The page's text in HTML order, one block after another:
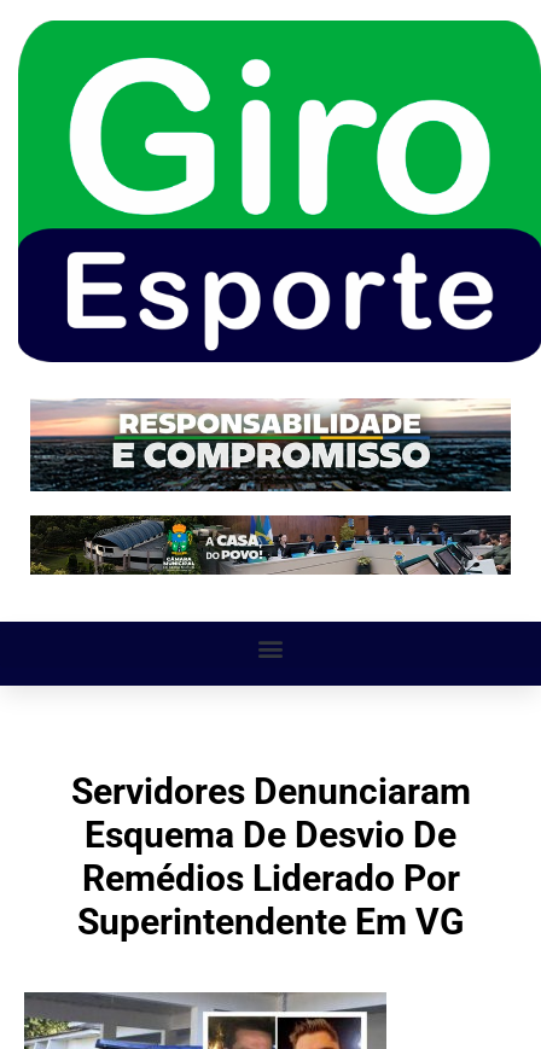
Servidores Denunciaram
Esquema De Desvio De
Remédios Liderado Por
Superintendente Em VG